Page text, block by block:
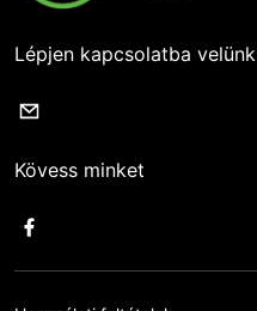
Lépjen kapcsolatba velünk
Kövess minket